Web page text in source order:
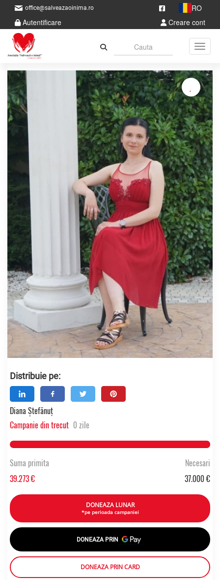
office@salveazaoinima.ro
RO
Autentificare
Creare cont
Distribuie pe:
Diana Ștefănuț
Campanie din trecut 0 zile
Suma primita
39.273 €
Necesari
37.000 €
DONEAZA LUNAR
*pe perioada campaniei
DONEAZA PRIN
DONEAZA PRIN CARD